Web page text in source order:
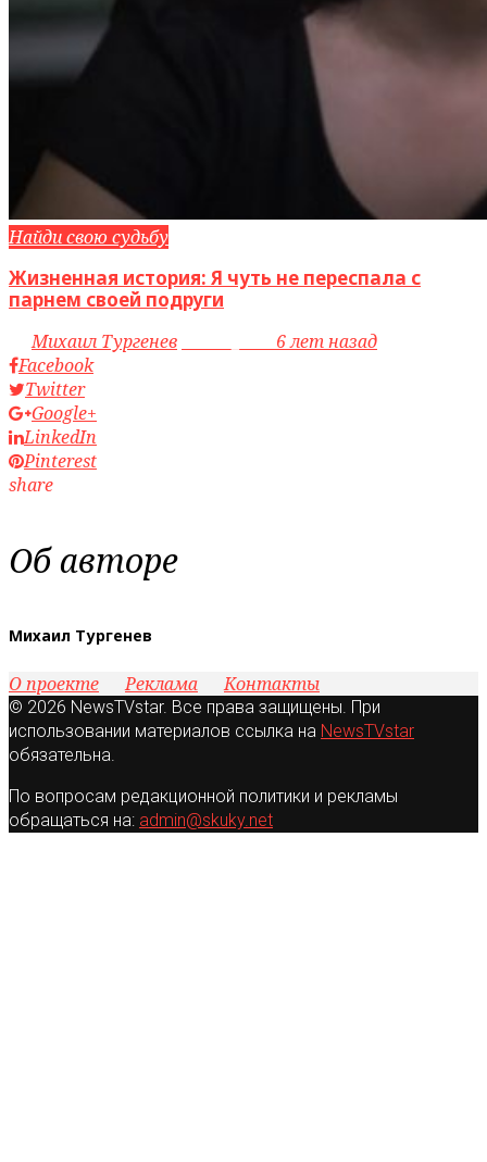
Найди свою судьбу
Жизненная история: Я чуть не переспала с
парнем своей подруги
byМихаил Тургенев
6 лет назад
Facebook
Twitter
Google+
LinkedIn
Pinterest
share
Об авторе
Михаил Тургенев
О проекте Реклама Контакты
© 2026 NewsTVstar. Все права защищены. При
использовании материалов ссылка на NewsTVstar
обязательна.
По вопросам редакционной политики и рекламы
обращаться на: admin@skuky.net